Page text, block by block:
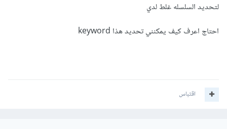
لتحديد السلسله غلط لدي
احتاج اعرف كيف يمكنني تحديد هذا keyword
اقتباس